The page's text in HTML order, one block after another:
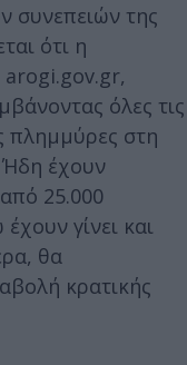
συνεπειών της
ότι η
όλες τις
πλημμύρες στη
Ήδη έχουν
25.000
γίνει και
θα
κρατικής